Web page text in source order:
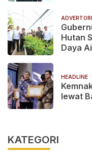
Hutan
Daya
HEADLINE
lewat
KATEGORI